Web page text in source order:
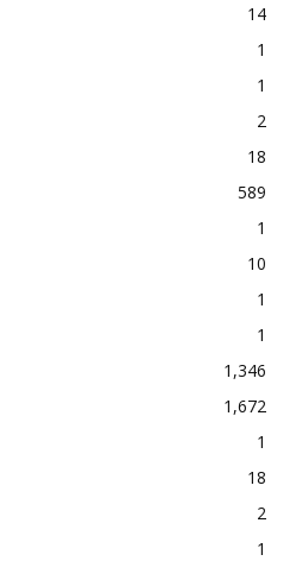
14
1
1
2
18
589
1
10
1
1
1,346
1,672
1
18
2
1